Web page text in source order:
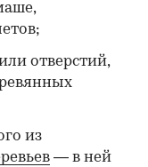
отверстий,
из
— в ней